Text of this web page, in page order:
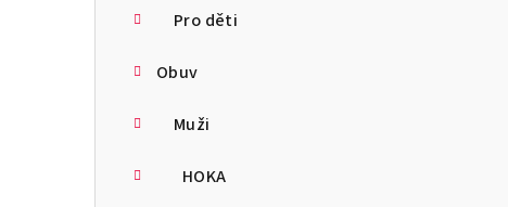
Pro děti
Obuv
Muži
HOKA